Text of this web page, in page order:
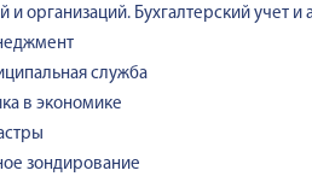
организаций. Бухгалтерский учет и
служба
в экономике
зондирование